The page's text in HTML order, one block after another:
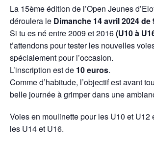
c
e
b
o
o
k
a
t
s
A
p
p
i
e
r
a
i
l
r
t
a
g
e
r
La 15ème édition de l’Open Jeunes
déroulera le Dimanche 14 avril 2024 de
Si tu es né entre 2009 et 2016(U10 à
t’attendons pour tester les nouvelles
spécialement pour l’occasion.
L’inscription est de 10 euros.
Comme d’habitude, l’objectif est avant
belle journée à grimper dans une
Voies en moulinette pour les U10 et U12
les U14 et U16.